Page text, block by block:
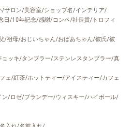
サロン/美容室/ショップ名/インテリア/
日/10年記念/感謝/コンペ/社長賞/トロフィ
/祖母/おじいちゃん/おばあちゃん/彼氏/彼
ッキ/タンブラー/ステンレスタンブラー/真
ェ/紅茶/ホットティー/アイスティー/カフェ
/ロゼ/ブランデー/ウィスキー/ハイボール/